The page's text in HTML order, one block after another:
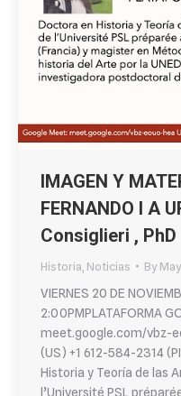
IMAGEN Y
FERNANDO I A
Consiglieri , PhD
Historia, Noticias By
VIERNES 20 DE
2:00PMPLATAFORMA
meet.google.com/vbz-
(US) +1 612-584-2314
Historia y Teoría de las
l’Université PSL